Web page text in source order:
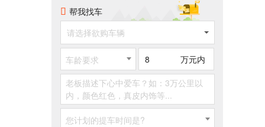
帮我找车
请选择欲购车辆
车龄要求 万元内
您计划的提车时间是?